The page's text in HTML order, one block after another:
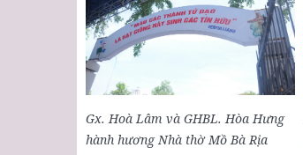
Gx. Hoà Lâm và GHBL. Hòa Hưng
hành hương Nhà thờ Mồ Bà Rịa